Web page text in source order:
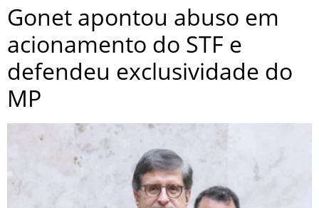
Gonet apontou abuso em
acionamento do STF e
defendeu exclusividade do
MP